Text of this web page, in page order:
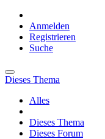
Anmelden
Registrieren
Suche
Dieses Thema
Alles
Dieses Thema
Dieses Forum